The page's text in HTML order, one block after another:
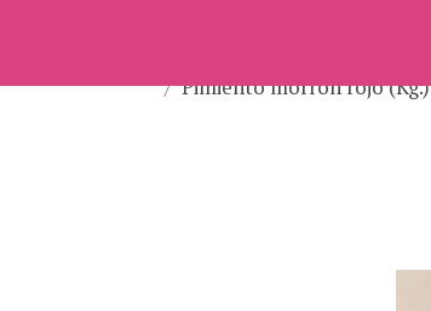
Pimiento morrón rojo (Kg.)